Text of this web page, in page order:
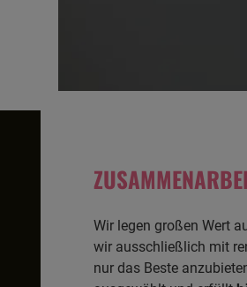
Wir legen großen Wert
wir ausschließlich mit
nur das Beste